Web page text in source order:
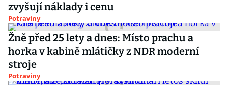
zvyšují náklady i cenu
Potraviny
Žně před 25 lety a dnes: Místo prachu a
horka v kabině mlátičky z NDR moderní
stroje
Potraviny